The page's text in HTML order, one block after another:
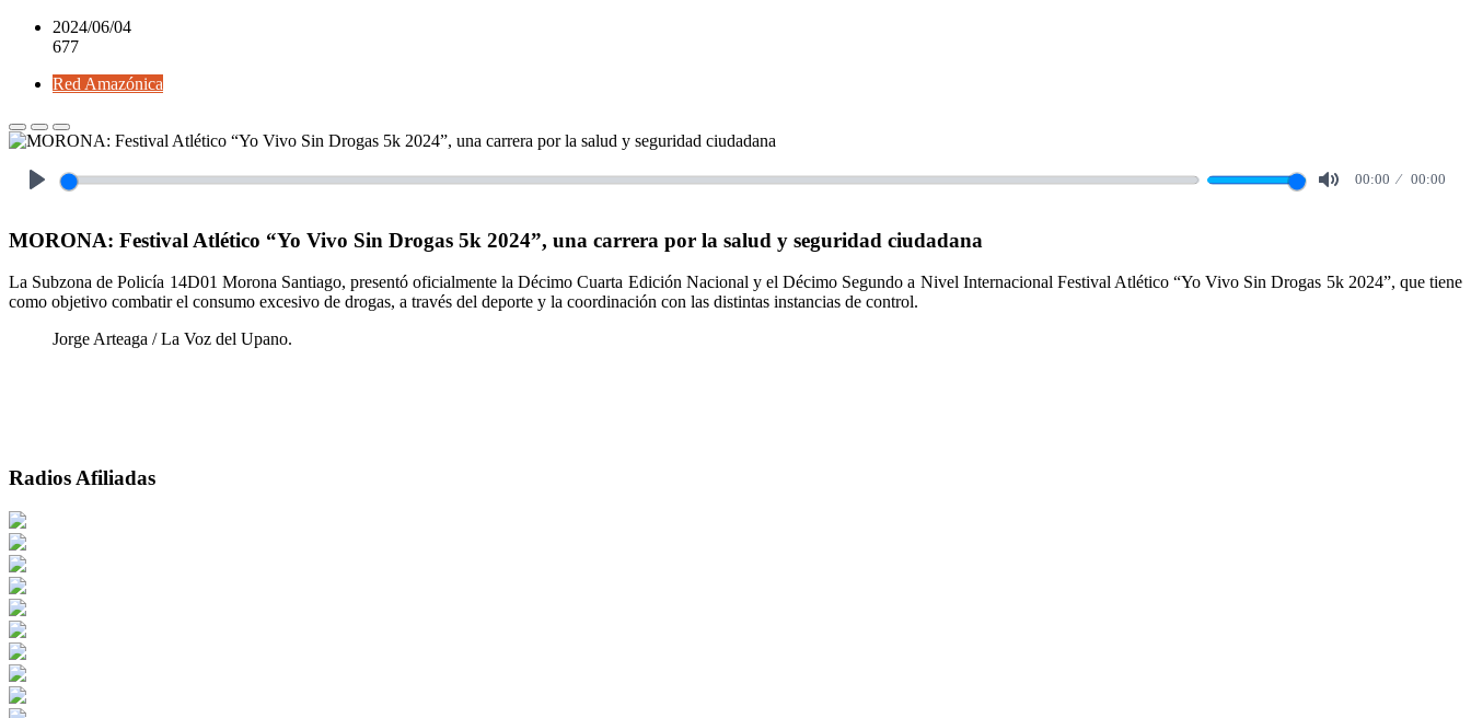
2024/06/04
677
Red Amazónica
00:00 00:00
MORONA: Festival Atlético “Yo Vivo Sin Drogas 5k 2024”, una carrera por la salud y seguridad ciudadana
La Subzona de Policía 14D01 Morona Santiago, presentó oficialmente la Décimo Cuarta Edición Nacional y el Décimo Segundo a Nivel Internacional Festival Atlético “Yo Vivo Sin Drogas 5k 2024”, que tiene
como objetivo combatir el consumo excesivo de drogas, a través del deporte y la coordinación con las distintas instancias de control.
Jorge Arteaga / La Voz del Upano.
Radios Afiliadas